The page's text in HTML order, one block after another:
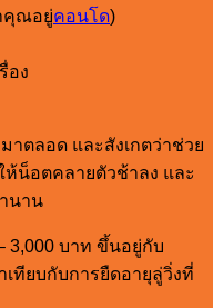
คุณอยู่คอนโด)
อง
ตลอด และสังเกตว่าช่วย
น็อตคลายตัวช้าลง และ
นาน
3,000 บาท ขึ้นอยู่กับ
ทียบกับการยืดอายุลู่วิ่งที่